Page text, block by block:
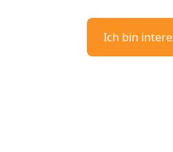
Ich bin